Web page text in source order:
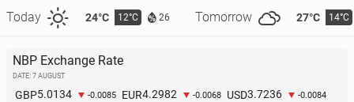
Today 24°C 12°C 26 Tomorrow 27°C 14°C
NBP Exchange Rate
DATE: 7 AUGUST
GBP5.0134 -0.0085 EUR4.2982 -0.0068 USD3.7236 -0.0084